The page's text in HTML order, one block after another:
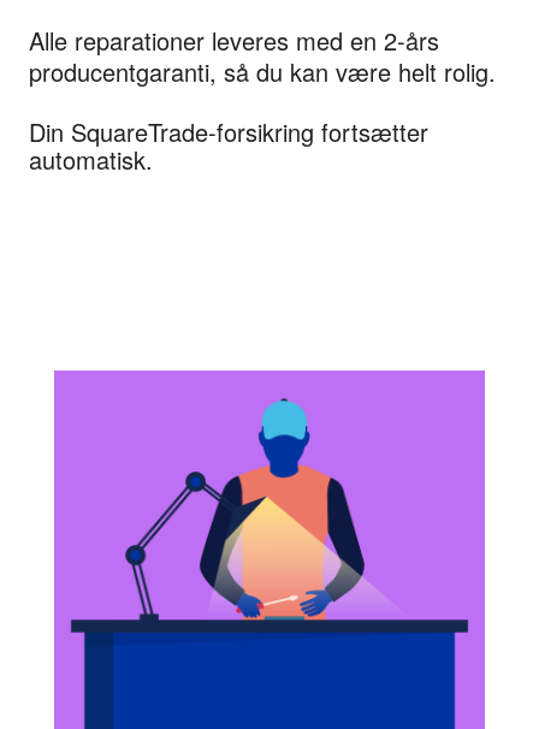
Alle reparationer leveres med en 2-års
producentgaranti, så du kan være helt rolig.
Din SquareTrade-forsikring fortsætter
automatisk.